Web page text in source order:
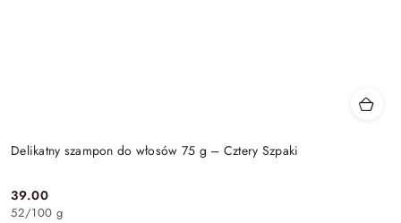
Delikatny szampon do włosów 75 g – Cztery Szpaki
Cena:
39.00
52/100 g